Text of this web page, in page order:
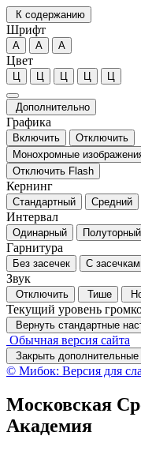
К содержанию
Шрифт
А А А
Цвет
Ц Ц Ц Ц Ц
Дополнительно
Графика
Включить
Отключить
Монохромные
Отключить Flash
Кернинг
Стандартный Средний
Интервал
Одинарный Полуторный
Гарнитура
Без засечек С
Звук
Отключить Тише
Текущий уровень
Вернуть стандартные
Обычная версия сайта
Закрыть дополнительные
© Мибок: Версия для
Московская
Академия